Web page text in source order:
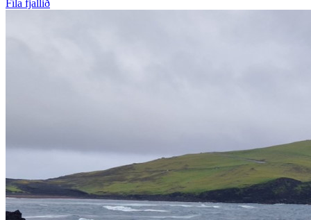
Fíla fjallið